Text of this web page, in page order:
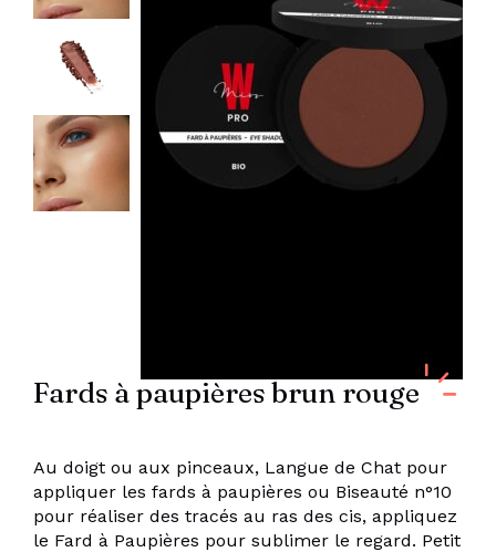
Fards à paupières brun rouge
Au doigt ou aux pinceaux, Langue de Chat pour
appliquer les fards à paupières ou Biseauté n°10
pour réaliser des tracés au ras des cis, appliquez
le Fard à Paupières pour sublimer le regard. Petit